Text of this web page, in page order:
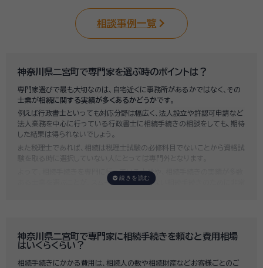
相談事例一覧
神奈川県二宮町で専門家を選ぶ時のポイントは？
専門家選びで最も大切なのは、自宅近くに事務所があるかではなく、その
士業が相続に関する実績が多くあるかどうかです。
例えば行政書士といっても対応分野は幅広く、法人設立や許認可申請など
法人業務を中心に行っている行政書士に相続手続きの相談をしても、期待
した結果は得られないでしょう。
また税理士であれば、相続は税理士試験の必修科目でないことから資格試
験を取る時に選択していない人にとっては専門外となります。
よって、相続手続きを専門に行っている士業や、相続手続きの実績が多数
ある士業を選ぶことが、スムーズで間違いのない相続手続きのために非常
神奈川県二宮町で専門家に相続手続きを頼むと費用相場
はいくらくらい？
相続手続きにかかる費用は、相続人の数や相続財産などお客様ごとのご